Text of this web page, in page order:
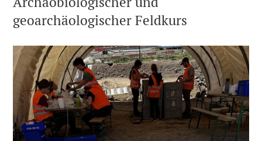
geoarchäologischer Feldkurs